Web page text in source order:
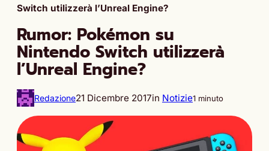
Switch utilizzerà l’Unreal Engine?
Rumor: Pokémon su
Nintendo Switch utilizzerà
l’Unreal Engine?
Redazione21 Dicembre 2017in Notizie1 minuto